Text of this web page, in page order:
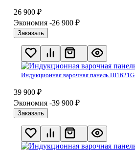
26 900 ₽
Экономия -26 900 ₽
Заказать
Индукционная варочная панель HI1621G
39 900 ₽
Экономия -39 900 ₽
Заказать